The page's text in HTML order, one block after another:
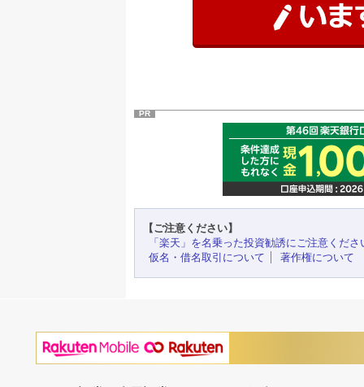
PR
【ご注意ください】
「楽天」を名乗った投資勧誘にご注意くださ
仮名・借名取引について
著作権について